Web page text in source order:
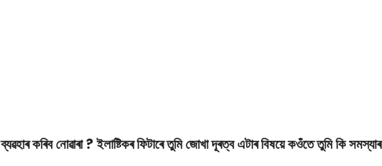
কৰিব নোৱাৰা ? ইলাষ্টিকৰ ফিটাৰে তুমি জোখা দূৰত্ব এটাৰ বিষয়ে কওঁতে তুমি কি সমস্যাৰ